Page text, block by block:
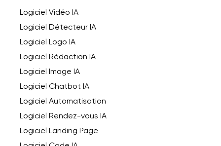
Logiciel Vidéo IA
Logiciel Détecteur IA
Logiciel Logo IA
Logiciel Rédaction IA
Logiciel Image IA
Logiciel Chatbot IA
Logiciel Automatisation
Logiciel Rendez-vous IA
Logiciel Landing Page